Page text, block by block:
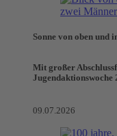
Sonne von oben und
Mit großer
Jugendaktionswoche
09.07.2026